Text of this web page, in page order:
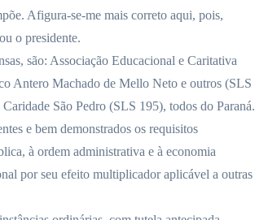
Afigura-se-me mais correto aqui, pois,
o presidente.
são: Associação Educacional e Caritativa
Antero Machado de Mello Neto e outros (SLS
São Pedro (SLS 195), todos do Paraná.
e bem demonstrados os requisitos
à ordem administrativa e à economia
por seu efeito multiplicador aplicável a outras